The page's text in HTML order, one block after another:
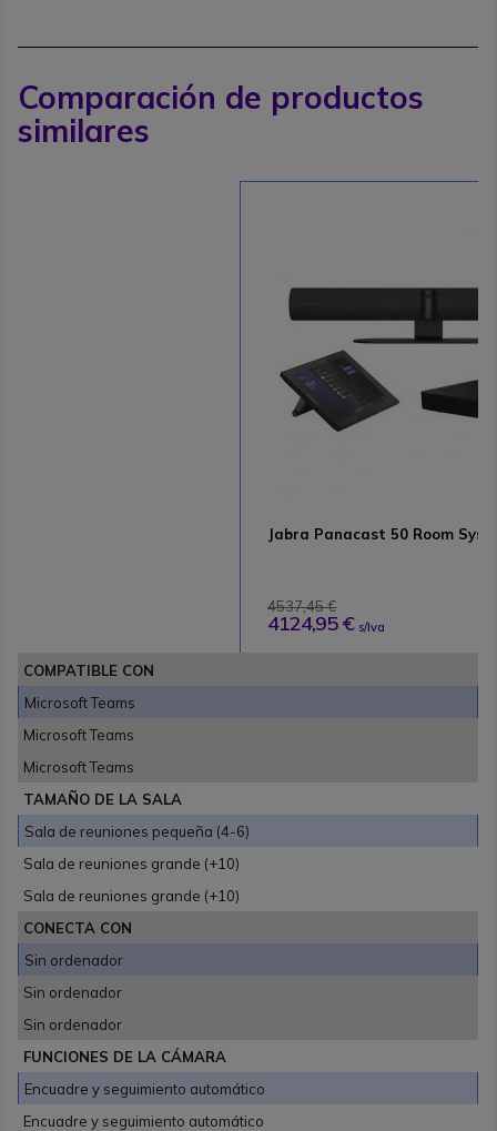
Comparación de productos
similares
Jabra Panacast 50 Room
4537,45 €
4124,95 € s/Iva
COMPATIBLE CON
Microsoft Teams
Microsoft Teams
Microsoft Teams
TAMAÑO DE LA SALA
Sala de reuniones pequeña (4-6)
Sala de reuniones grande (+10)
Sala de reuniones grande (+10)
CONECTA CON
Sin ordenador
Sin ordenador
Sin ordenador
FUNCIONES DE LA CÁMARA
Encuadre y seguimiento automático
Encuadre y seguimiento automático